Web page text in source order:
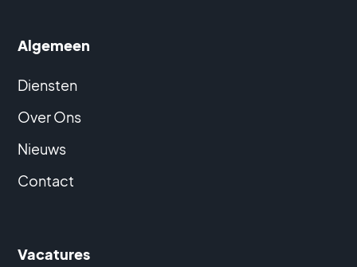
Algemeen
Diensten
Over Ons
Nieuws
Contact
Vacatures